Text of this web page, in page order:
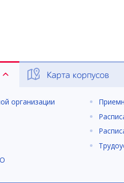
Карта корпусов
организации